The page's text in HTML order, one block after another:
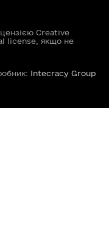
Creative
license, якщо не
Intecracy Group